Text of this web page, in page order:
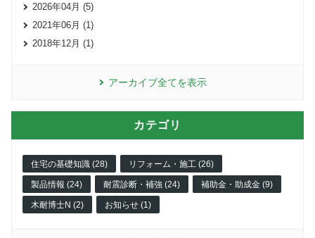
2026年04月 (5)
2021年06月 (1)
2018年12月 (1)
アーカイブ全てを表示
カテゴリ
住宅の基礎知識 (28) リフォーム・施工 (26)
製品情報 (24) 耐震診断・補強 (24) 補助金・助成金 (9)
木耐博士N (2) お知らせ (1)